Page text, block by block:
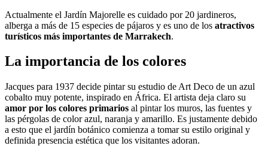
Actualmente el Jardín Majorelle es cuidado por 20 jardineros,
alberga a más de 15 especies de pájaros y es uno de los atractivos
turísticos más importantes de Marrakech.
La importancia de los colores
Jacques para 1937 decide pintar su estudio de Art Deco de un azul
cobalto muy potente, inspirado en África. El artista deja claro su
amor por los colores primarios al pintar los muros, las fuentes y
las pérgolas de color azul, naranja y amarillo. Es justamente debido
a esto que el jardín botánico comienza a tomar su estilo original y
definida presencia estética que los visitantes adoran.